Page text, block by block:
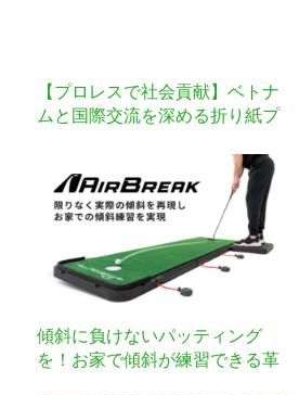
【プロレスで社会貢献】ベトナ
ムと国際交流を深める折り紙プ
傾斜に負けないパッティング
を！お家で傾斜が練習できる革